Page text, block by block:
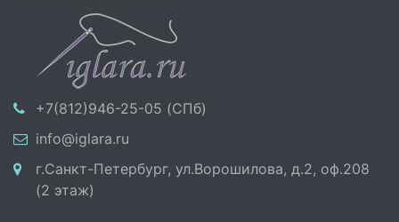
+7(812)946-25-05 (СПб)
info@iglara.ru
г.Санкт-Петербург, ул.Ворошилова, д.2, оф.208
(2 этаж)